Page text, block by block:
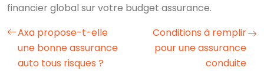
financier global sur votre budget assurance.
Axa propose-t-elle
une bonne assurance
auto tous risques ?
Conditions à remplir
pour une assurance
conduite